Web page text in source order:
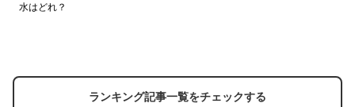
水はどれ？
ランキング記事一覧をチェックする